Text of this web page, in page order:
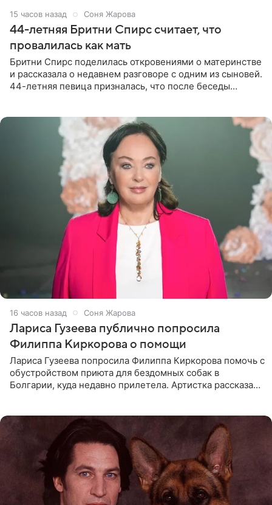
15 часов назад Соня Жарова
44-летняя Бритни Спирс считает, что
провалилась как мать
Бритни Спирс поделилась откровениями о материнстве
и рассказала о недавнем разговоре с одним из сыновей.
44-летняя певица призналась, что после беседы
16 часов назад Соня Жарова
Лариса Гузеева публично попросила
Филиппа Киркорова о помощи
Лариса Гузеева попросила Филиппа Киркорова помочь с
обустройством приюта для бездомных собак в
Болгарии, куда недавно прилетела. Артистка рассказала